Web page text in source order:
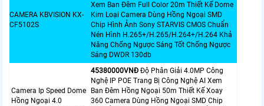
CAMERA KBVISION KX-
CF5102S
Xem Ban Đêm Full Color 20m Thiết Kế Dome
Kim Loại Camera Dùng Hồng Ngoại SMD
Chip Hình Ảnh Sony STARVIS CMOS Chuẩn
Nén Hình H.265+/H.265/H.264+/H.264 Khả
Năng Chống Ngược Sáng Tốt Chống Ngược
Sáng DWDR 130db
Camera Ip Speed Dome
Hồng Ngoại 4.0
45380000VNÐ Độ Phân Giải 4.0MP Công
Nghệ IP POE Trang Bị Công Nghệ AI Xem
Ban Đêm Hồng Ngoại 50m Thiết Kế Xoay
360 Camera Dùng Hồng Ngoại SMD Chip